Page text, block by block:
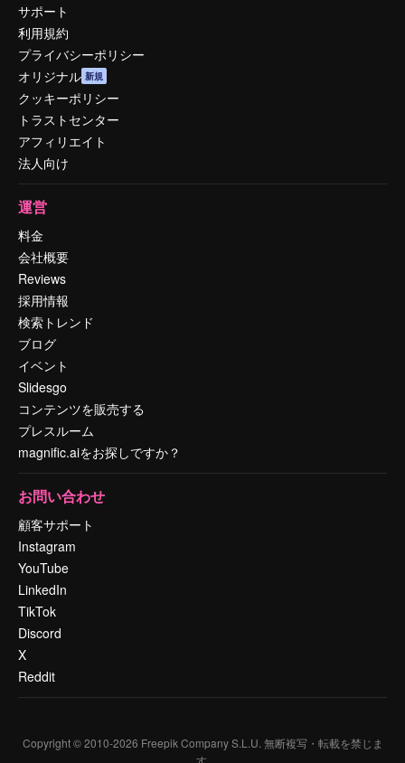
サポート
利用規約
プライバシーポリシー
オリジナル 新規
クッキーポリシー
トラストセンター
アフィリエイト
法人向け
運営
料金
会社概要
Reviews
採用情報
検索トレンド
ブログ
イベント
Slidesgo
コンテンツを販売する
プレスルーム
magnific.aiをお探しですか？
お問い合わせ
顧客サポート
Instagram
YouTube
LinkedIn
TikTok
Discord
X
Reddit
Copyright © 2010-2026 Freepik Company S.L.U. 無断複写・転載を禁じま